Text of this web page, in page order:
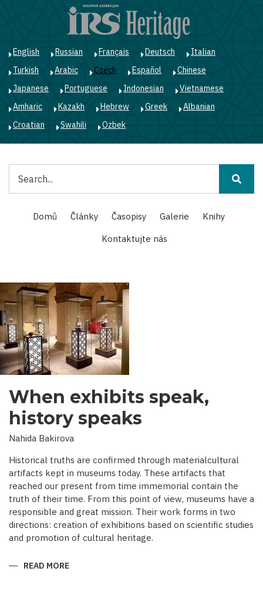
English Russian Français Deutsch
Italian
Turkish
Arabic Czech Español
Chinese
Japanese
Portuguese Indonesian
Vietnamese
Amharic
Kazakh Hebrew Greek
Albanian
Croatian
Swahili Ozbek
Main
navigation
Domů Články Časopisy Galerie
Knihy
Kontaktujte nás
When exhibits speak,
history speaks
Nahida Bakirova
Historical truths are confirmed through materialcultural
artifacts kept in museums today. These artifacts that
reached our present from time immemorial contain the
truth of their time. From this point of view, museums have a
responsible and great mission. Their work forms in two
directions: creation of exhibitions based on scientific studies
and promotion of cultural heritage.
READ MORE